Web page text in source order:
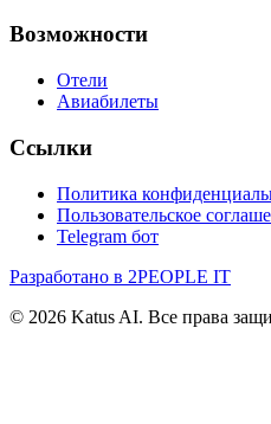
Возможности
Отели
Авиабилеты
Ссылки
Политика
Пользовательское
Telegram бот
Разработано в 2PEOPLE IT
© 2026 Katus AI. Все права